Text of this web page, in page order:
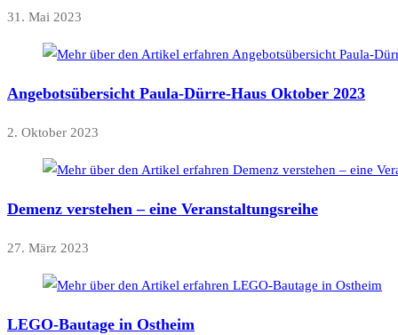
31. Mai 2023
Angebotsübersicht Paula-Dürre-Haus Oktober 2023
2. Oktober 2023
Demenz verstehen – eine Veranstaltungsreihe
27. März 2023
LEGO-Bautage in Ostheim